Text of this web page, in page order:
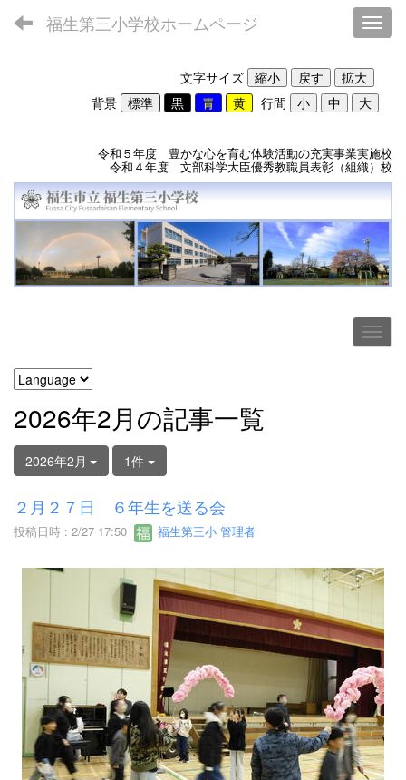
福生第三小学校ホームページ
文字サイズ
背景
行間
令和５年度 豊かな心を育む体験活動の充実事業実施校
令和４年度 文部科学大臣優秀教職員表彰（組織）校
2026年2月の記事一覧
2026年2月 1件
２月２７日 ６年生を送る会
投稿日時 : 2/27 17:50 福生第三小 管理者